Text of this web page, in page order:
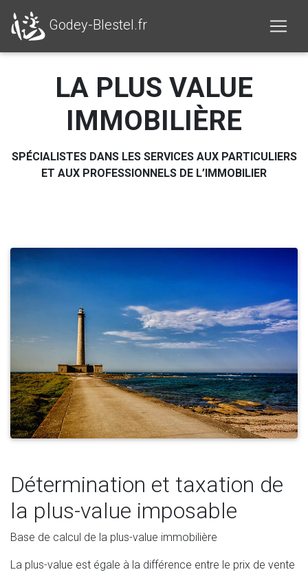
Godey-Blestel.fr
LA PLUS VALUE
IMMOBILIÈRE
SPÉCIALISTES DANS LES SERVICES AUX PARTICULIERS
ET AUX PROFESSIONNELS DE L’IMMOBILIER
Détermination et taxation de
la plus-value imposable
Base de calcul de la plus-value immobilière
La plus-value est égale à la différence entre le prix de vente